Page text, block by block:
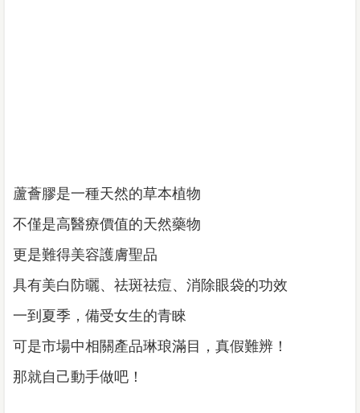
蘆薈膠是一種天然的草本植物
不僅是高醫療價值的天然藥物
更是難得美容護膚聖品
具有美白防曬、祛斑祛痘、消除眼袋的功效
一到夏季，備受女生的青睞
可是市場中相關產品琳琅滿目，真假難辨！
那就自己動手做吧！